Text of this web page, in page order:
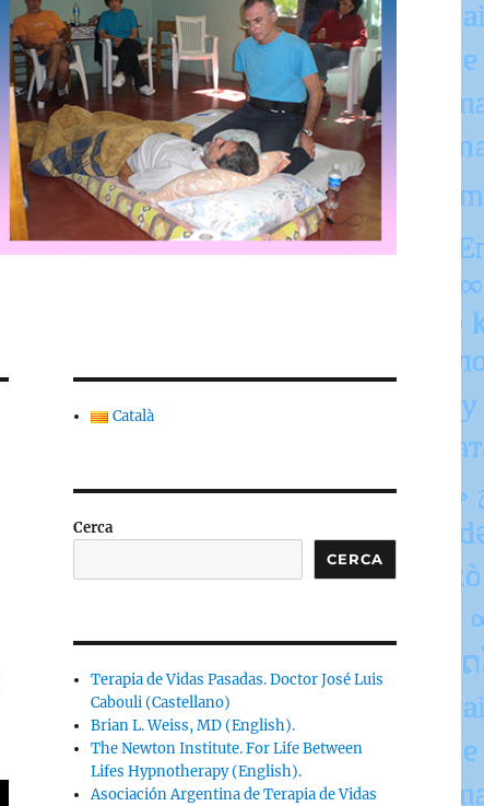
Català
Cerca
CERCA
Terapia de Vidas Pasadas. Doctor José Luis
Cabouli (Castellano)
Brian L. Weiss, MD (English).
The Newton Institute. For Life Between
Lifes Hypnotherapy (English).
Asociación Argentina de Terapia de Vidas